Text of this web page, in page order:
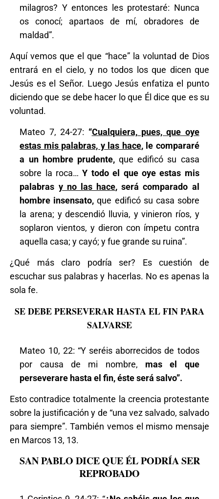
milagros? Y entonces les protestaré: Nunca
os conocí; apartaos de mí, obradores de
maldad”.
Aquí vemos que el que “hace” la voluntad de Dios
entrará en el cielo, y no todos los que dicen que
Jesús es el Señor. Luego Jesús enfatiza el punto
diciendo que se debe hacer lo que Él dice que es su
voluntad.
Mateo 7, 24-27: “Cualquiera, pues, que oye
estas mis palabras, y las hace, le compararé
a un hombre prudente,que edificó su casa
sobre la roca…Y todo el que oye estas mis
palabras y no las hace, será comparado al
hombre insensato,que edificó su casa sobre
la arena; y descendió lluvia, y vinieron ríos, y
soplaron vientos, y dieron con ímpetu contra
aquella casa; y cayó; y fue grande su ruina”.
¿Qué más claro podría ser? Es cuestión de
escuchar sus palabras y hacerlas. No es apenas la
sola fe.
SE DEBE PERSEVERAR HASTA EL FIN PARA
SALVARSE
Mateo 10, 22: “Y seréis aborrecidos de todos
por causa de mi nombre, mas el que
perseverare hasta el fin, éste será salvo”.
Esto contradice totalmente la creencia protestante
sobre la justificación y de “una vez salvado, salvado
para siempre”. También vemos el mismo mensaje
en Marcos 13, 13.
SAN PABLO DICE QUE ÉL PODRÍA SER
REPROBADO